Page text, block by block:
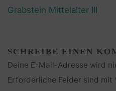
Grabstein Mittelalter III
SCHREIBE EINEN
Deine E-Mail-Adresse wird
Erforderliche Felder sind mit